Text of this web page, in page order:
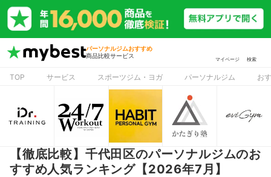
パーソナルジムおすすめ
商品比較サービス
マイページ 検索
TOP サービス スポーツジム・ヨガ パーソナルジム お
【徹底比較】千代田区のパーソナルジムのお
すすめ人気ランキング【2026年7月】